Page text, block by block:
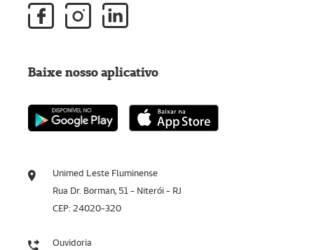
Unimed Leste Fluminense
Rua Dr. Borman, 51 - Niterói - RJ
CEP: 24020-320
Ouvidoria
Baixe nosso aplicativo